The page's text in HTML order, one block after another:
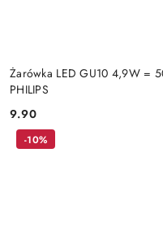
Żarówka LED GU10 4,9W =
PHILIPS
Cena:
9.90
-10%